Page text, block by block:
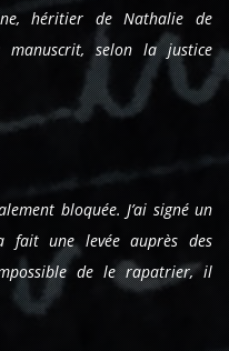
héritier de Nathalie de
selon la justice
bloquée. J’ai signé un
fait une levée auprès des
de le rapatrier, il